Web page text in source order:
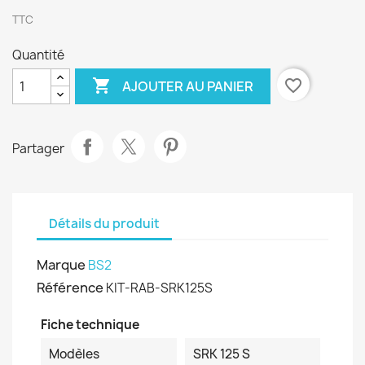
TTC
Quantité
 AJOUTER AU PANIER favorite_border
Partager
Détails du produit
Marque BS2
Référence KIT-RAB-SRK125S
Fiche technique
Modèles
SRK 125 S